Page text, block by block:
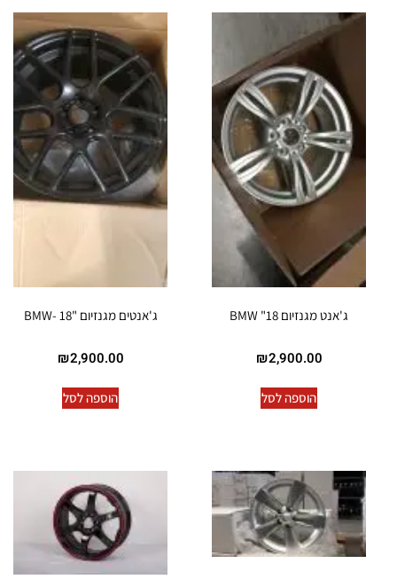
ג'אנט מגנזיום 18" BMW
₪2,900.00
הוספה לסל
ג'אנטים מגנזיום "18 -BMW
₪2,900.00
הוספה לסל